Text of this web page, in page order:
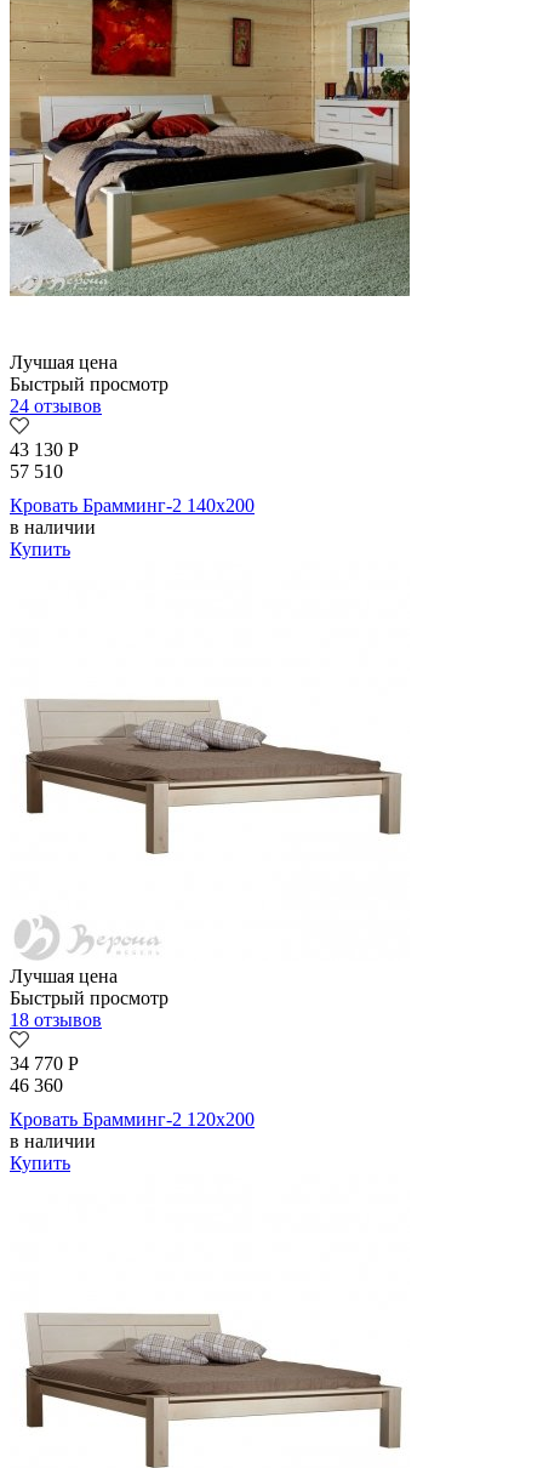
Лучшая цена
Быстрый просмотр
24 отзывов
43 130 Р
57 510
Кровать Брамминг-2 140х200
в наличии
Купить
Лучшая цена
Быстрый просмотр
18 отзывов
34 770 Р
46 360
Кровать Брамминг-2 120х200
в наличии
Купить